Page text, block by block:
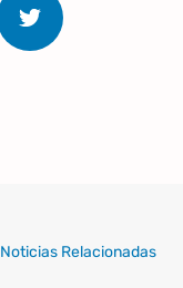
Noticias Relacionadas